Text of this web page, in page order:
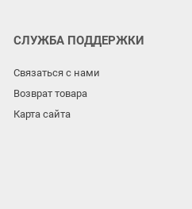
СЛУЖБА ПОДДЕРЖКИ
Связаться с нами
Возврат товара
Карта сайта